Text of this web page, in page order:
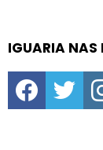
IGUARIA NAS
facebooktwitter